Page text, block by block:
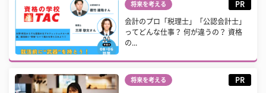
将来を考える PR
会計のプロ「税理士」「公認会計士」
ってどんな仕事？ 何が違うの？ 資格
の...
将来を考える PR